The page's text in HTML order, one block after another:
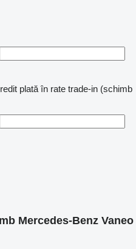
plată în rate trade-in (schimb
Mercedes-Benz Vaneo